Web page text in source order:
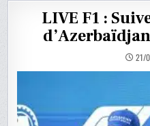
LIVE F1 :
21/